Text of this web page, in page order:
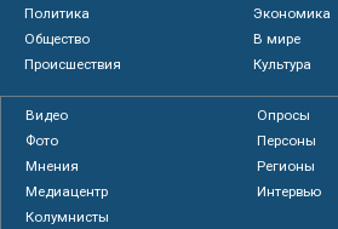
Политика
Экономика
Общество
В мире
Происшествия
Культура
Видео
Опросы
Фото
Персоны
Мнения
Регионы
Медиацентр
Интервью
Колумнисты